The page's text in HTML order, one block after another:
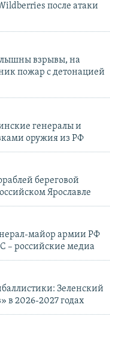
после атаки
взрывы, на
пожар с детонацией
генералы и
оружия из РФ
береговой
Ярославле
майор армии РФ
– российские медиа
Зеленский
в 2026-2027 годах